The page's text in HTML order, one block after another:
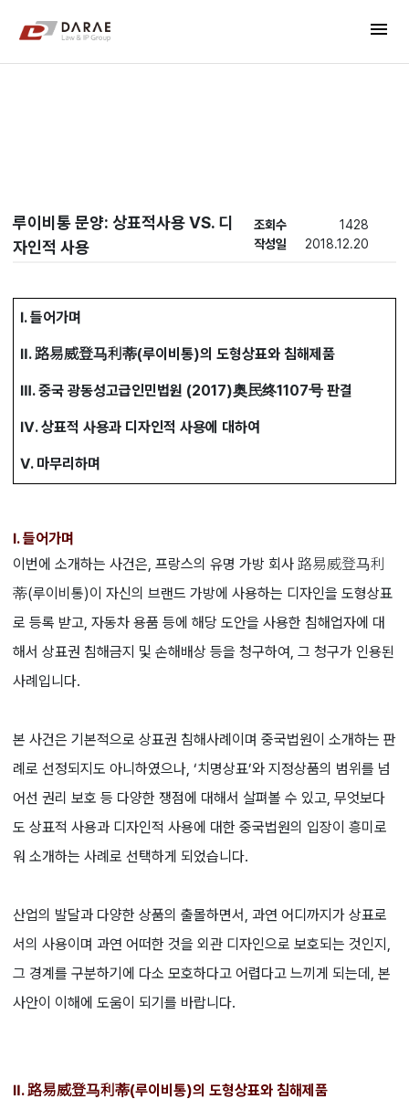
메인 메뉴 바로가기
menu
루이비통 문양: 상표적사용 VS. 디
자인적 사용
조회수
1428
작성일
2018.12.20
Ⅰ. 들어가며
Ⅱ.路易威登马利蒂(루이비통)의 도형상표와 침해제품
Ⅲ.중국 광동성고급인민법원 (2017)奥民终1107号 판결
Ⅳ. 상표적 사용과 디자인적 사용에 대하여
Ⅴ. 마무리하며
Ⅰ. 들어가며
이번에 소개하는 사건은, 프랑스의 유명 가방 회사 路易威登马利
蒂(루이비통)이 자신의 브랜드 가방에 사용하는 디자인을 도형상표
로 등록 받고, 자동차 용품 등에 해당 도안을 사용한 침해업자에 대
해서 상표권 침해금지 및 손해배상 등을 청구하여, 그 청구가 인용된
사례입니다.
본 사건은 기본적으로 상표권 침해사례이며 중국법원이 소개하는 판
례로 선정되지도 아니하였으나, ‘치명상표’와 지정상품의 범위를 넘
어선 권리 보호 등 다양한 쟁점에 대해서 살펴볼 수 있고, 무엇보다
도 상표적 사용과 디자인적 사용에 대한 중국법원의 입장이 흥미로
워 소개하는 사례로 선택하게 되었습니다.
산업의 발달과 다양한 상품의 출몰하면서, 과연 어디까지가 상표로
서의 사용이며 과연 어떠한 것을 외관 디자인으로 보호되는 것인지,
그 경계를 구분하기에 다소 모호하다고 어렵다고 느끼게 되는데, 본
사안이 이해에 도움이 되기를 바랍니다.
Ⅱ. 路易威登马利蒂(루이비통)의 도형상표와 침해제품